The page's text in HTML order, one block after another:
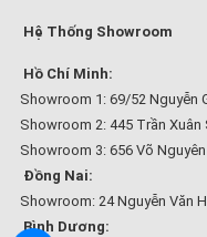
Hệ Thống Showroom
Hồ Chí Minh:
Showroom 1: 69/52 Nguyễn
Showroom 2: 445 Trần Xuân
Showroom 3: 656 Võ
Đồng Nai:
Showroom: 24 Nguyễn Văn
Bình Dương: